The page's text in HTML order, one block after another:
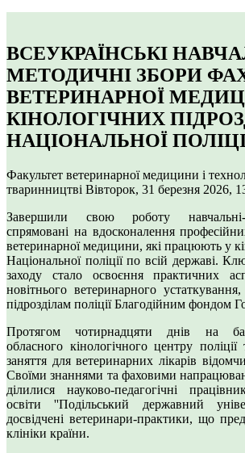
ВСЕУКРАЇНСЬКІ
МЕТОДИЧНІ ЗБОРИ
ВЕТЕРИНАРНОЇ
КІНОЛОГІЧНИХ
НАЦІОНАЛЬНОЇ
Факультет ветеринарної медицини і
тваринництві Вівторок, 31 березня 2026,
Завершили свою роботу навчальні-
спрямовані на вдосконалення
ветеринарної медицини, які працюють у
Національної поліції по всій державі.
заходу стало освоєння практичних
новітнього ветеринарного
підрозділам поліції Благодійним фондом
Протягом чотирнадцяти днів на
обласного кінологічного центру поліції
заняття для ветеринарних лікарів
Своїми знаннями та фаховими
ділилися науково-педагогічні
освіти ''Подільський державний
досвідчені ветеринари-практики, що
клініки країни.